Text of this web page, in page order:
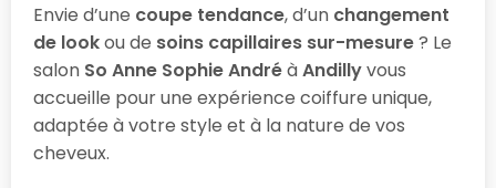
Envie d’une coupe tendance, d’un changement
de lookou de soins capillaires sur-mesure? Le
salon So Anne Sophie AndréàAndillyvous
accueille pour une expérience coiffure unique,
adaptée à votre style et à la nature de vos
cheveux.